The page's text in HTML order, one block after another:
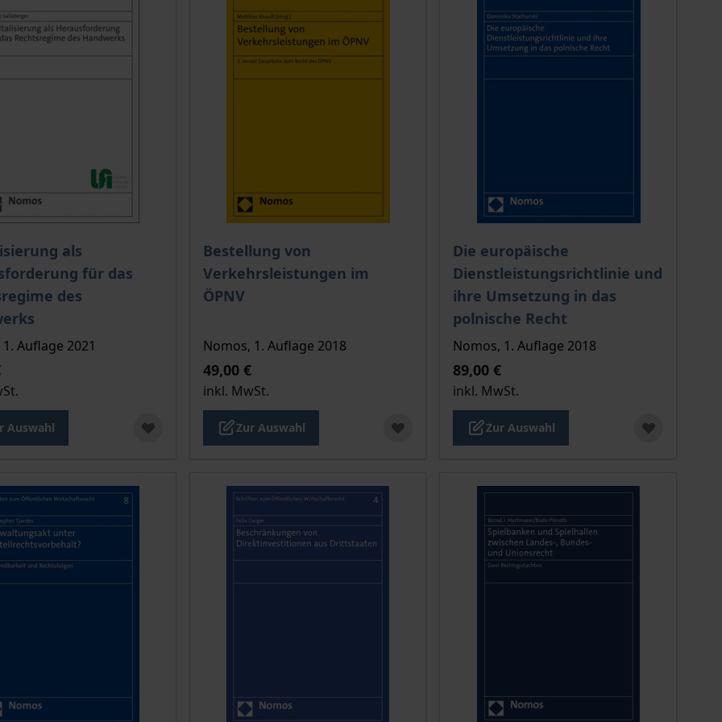
als
für das
des
dieses Titels richtet sich nach der gewählten Produktoption auf der Produktdetailseite
Auflage 2021
Auswahl
Bestellung von
Verkehrsleistungen im
ÖPNV
Der Preis dieses Titels richtet sich nach der gewählten Produktoption auf der
Nomos, 1. Auflage 2018
49,00 €
inkl. MwSt.
Zur Auswahl
Die europäische
Dienstleistungsrichtlinie und
ihre Umsetzung in das
polnische Recht
Der Preis dieses Titels richtet sich nach
Nomos, 1. Auflage 2018
89,00 €
inkl. MwSt.
Zur Auswahl